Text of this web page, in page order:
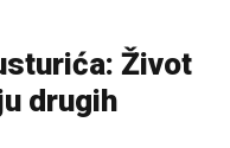
Život
drugih